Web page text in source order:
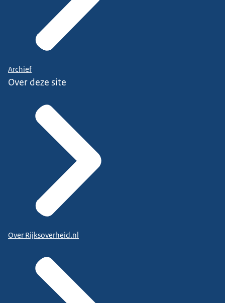
Archief
Over deze site
Over Rijksoverheid.nl